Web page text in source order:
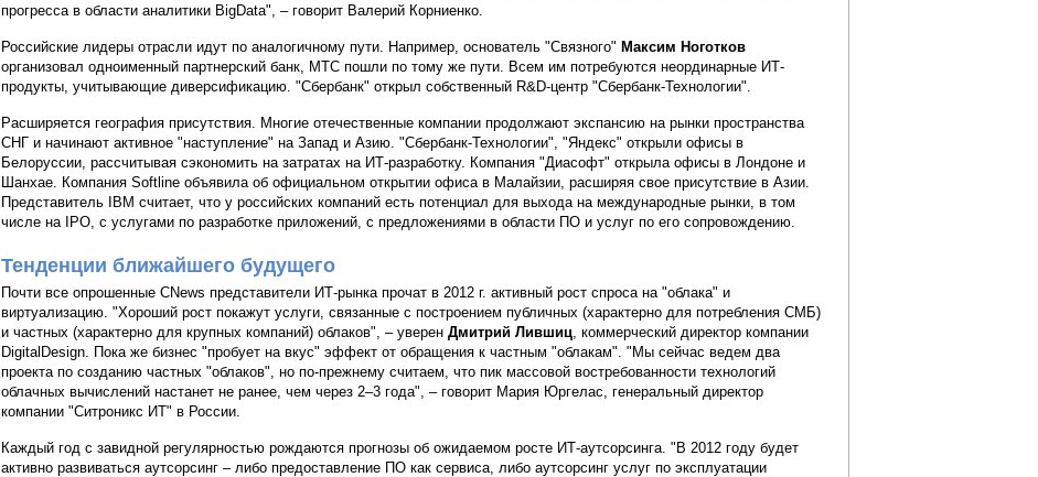
прогресса в области аналитики BigData", – говорит Валерий Корниенко.
Российские лидеры отрасли идут по аналогичному пути. Например, основатель "Связного" Максим Ноготков
организовал одноименный партнерский банк, МТС пошли по тому же пути. Всем им потребуются неординарные ИТ-
продукты, учитывающие диверсификацию. "Сбербанк" открыл собственный R&D-центр "Сбербанк-Технологии".
Расширяется география присутствия. Многие отечественные компании продолжают экспансию на рынки пространства
СНГ и начинают активное "наступление" на Запад и Азию. "Сбербанк-Технологии", "Яндекс" открыли офисы в
Белоруссии, рассчитывая сэкономить на затратах на ИТ-разработку. Компания "Диасофт" открыла офисы в Лондоне и
Шанхае. Компания Softline объявила об официальном открытии офиса в Малайзии, расширяя свое присутствие в Азии.
Представитель IBM считает, что у российских компаний есть потенциал для выхода на международные рынки, в том
числе на IPO, с услугами по разработке приложений, с предложениями в области ПО и услуг по его сопровождению.
Тенденции ближайшего будущего
Почти все опрошенные CNews представители ИТ-рынка прочат в 2012 г. активный рост спроса на "облака" и
виртуализацию. "Хороший рост покажут услуги, связанные с построением публичных (характерно для потребления СМБ)
и частных (характерно для крупных компаний) облаков", – уверен Дмитрий Лившиц, коммерческий директор компании
DigitalDesign. Пока же бизнес "пробует на вкус" эффект от обращения к частным "облакам". "Мы сейчас ведем два
проекта по созданию частных "облаков", но по-прежнему считаем, что пик массовой востребованности технологий
облачных вычислений настанет не ранее, чем через 2–3 года", – говорит Мария Юргелас, генеральный директор
компании "Ситроникс ИТ" в России.
Каждый год с завидной регулярностью рождаются прогнозы об ожидаемом росте ИТ-аутсорсинга. "В 2012 году будет
активно развиваться аутсорсинг – либо предоставление ПО как сервиса, либо аутсорсинг услуг по эксплуатации